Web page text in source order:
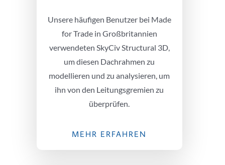
Unsere häufigen Benutzer bei Made
for Trade in Großbritannien
verwendeten SkyCiv Structural 3D,
um diesen Dachrahmen zu
modellieren und zu analysieren, um
ihn von den Leitungsgremien zu
überprüfen.
MEHR ERFAHREN